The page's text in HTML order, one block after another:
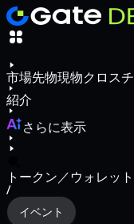
市場先物現物クロス
紹介
さらに表示
トークン／ウォレッ
/
イベント